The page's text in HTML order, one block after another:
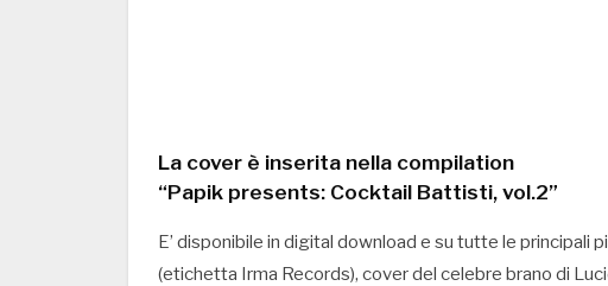
La cover è inserita nella compilation
“Papik presents: Cocktail Battisti, vol.2”
E’ disponibile in digital download e su tutte le principali
(etichetta Irma Records), cover del celebre brano di